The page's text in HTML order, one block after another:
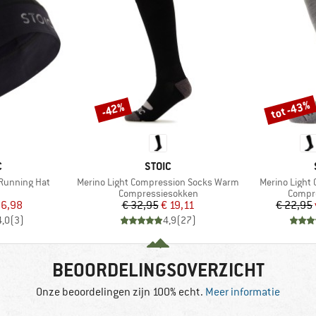
Hat
prijs
(3)
MERK
STOIC
Artikel
Merino Light Compression Socks Warm
Productgroep
Compressiesokken
Prijs
€ 32,95Verlaagde prijs
€ 19,11
4,9(27)
Korting
-42%
Artikel
Merino Light
€ 22,95
Korting
tot -43%
BEOORDELINGSOVERZICHT
Onze beoordelingen zijn 100% echt. Meer informatie